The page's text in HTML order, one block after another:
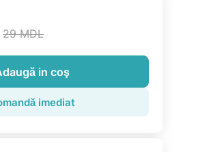
29 MDL
in coş
imediat